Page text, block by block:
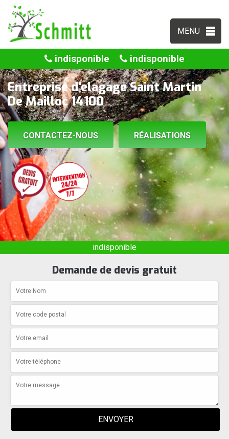
MENU
indisponible indisponible
Entreprise d'elagage Saint Martin
De Mailloc 14100
CONTACTEZ-NOUS RÉALISATIONS
indisponible
Demande de devis gratuit